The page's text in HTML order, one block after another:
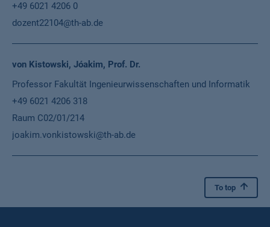
+49 6021 4206 0
dozent22104@th-ab.de
von Kistowski, Jóakim, Prof. Dr.
Professor Fakultät Ingenieurwissenschaften und Informatik
+49 6021 4206 318
Raum C02/01/214
joakim.vonkistowski@th-ab.de
To top